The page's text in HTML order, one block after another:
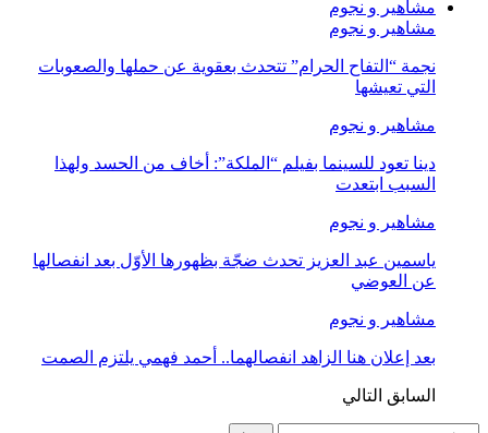
مشاهير و نجوم
مشاهير و نجوم
نجمة “التفاح الحرام” تتحدث بعقوية عن حملها والصعوبات
التي تعيشها
مشاهير و نجوم
دينا تعود للسينما بفيلم “الملكة”: أخاف من الحسد ولهذا
السبب ابتعدت
مشاهير و نجوم
ياسمين عبد العزيز تحدث ضجّة بظهورها الأوّل بعد انفصالها
عن العوضي
مشاهير و نجوم
بعد إعلان هنا الزاهد انفصالهما.. أحمد فهمي يلتزم الصمت
السابق التالي